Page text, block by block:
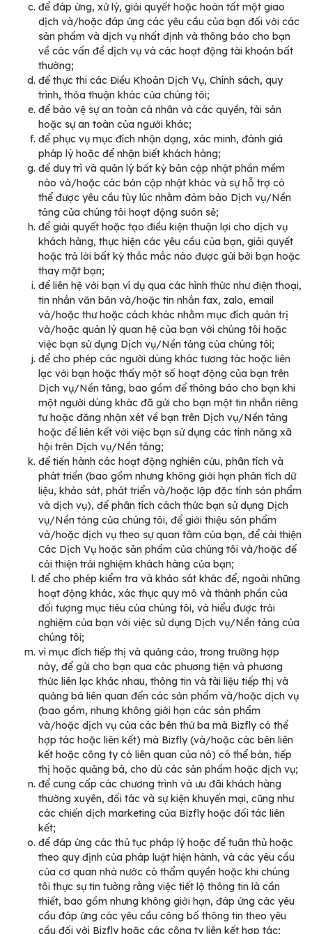
để đáp ứng, xử lý, giải quyết hoặc hoàn tất một giao
dịch và/hoặc đáp ứng các yêu cầu của bạn đối với các
sản phẩm và dịch vụ nhất định và thông báo cho bạn
về các vấn đề dịch vụ và các hoạt động tài khoản bất
thường;
để thực thi các Điều Khoản Dịch Vụ, Chính sách, quy
trình, thỏa thuận khác của chúng tôi;
để bảo vệ sự an toàn cá nhân và các quyền, tài sản
hoặc sự an toàn của người khác;
để phục vụ mục đích nhận dạng, xác minh, đánh giá
pháp lý hoặc để nhận biết khách hàng;
để duy trì và quản lý bất kỳ bản cập nhật phần mềm
nào và/hoặc các bản cập nhật khác và sự hỗ trợ có
thể được yêu cầu tùy lúc nhằm đảm bảo Dịch vụ/Nền
tảng của chúng tôi hoạt động suôn sẻ;
để giải quyết hoặc tạo điều kiện thuận lợi cho dịch vụ
khách hàng, thực hiện các yêu cầu của bạn, giải quyết
hoặc trả lời bất kỳ thắc mắc nào được gửi bởi bạn hoặc
thay mặt bạn;
để liên hệ với bạn ví dụ qua các hình thức như điện thoại,
tin nhắn văn bản và/hoặc tin nhắn fax, zalo, email
và/hoặc thư hoặc cách khác nhằm mục đích quản trị
và/hoặc quản lý quan hệ của bạn với chúng tôi hoặc
việc bạn sử dụng Dịch vụ/Nền tảng của chúng tôi;
để cho phép các người dùng khác tương tác hoặc liên
lạc với bạn hoặc thấy một số hoạt động của bạn trên
Dịch vụ/Nền tảng, bao gồm để thông báo cho bạn khi
một người dùng khác đã gửi cho bạn một tin nhắn riêng
tư hoặc đăng nhận xét về bạn trên Dịch vụ/Nền tảng
hoặc để liên kết với việc bạn sử dụng các tính năng xã
hội trên Dịch vụ/Nền tảng;
để tiến hành các hoạt động nghiên cứu, phân tích và
phát triển (bao gồm nhưng không giới hạn phân tích dữ
liệu, khảo sát, phát triển và/hoặc lập đặc tính sản phẩm
và dịch vụ), để phân tích cách thức bạn sử dụng Dịch
vụ/Nền tảng của chúng tôi, để giới thiệu sản phẩm
và/hoặc dịch vụ theo sự quan tâm của bạn, để cải thiện
Các Dịch Vụ hoặc sản phẩm của chúng tôi và/hoặc để
cải thiện trải nghiệm khách hàng của bạn;
để cho phép kiểm tra và khảo sát khác để, ngoài những
hoạt động khác, xác thực quy mô và thành phần của
đối tượng mục tiêu của chúng tôi, và hiểu được trải
nghiệm của bạn với việc sử dụng Dịch vụ/Nền tảng của
chúng tôi;
vì mục đích tiếp thị và quảng cáo, trong trường hợp
này, để gửi cho bạn qua các phương tiện và phương
thức liên lạc khác nhau, thông tin và tài liệu tiếp thị và
quảng bá liên quan đến các sản phẩm và/hoặc dịch vụ
(bao gồm, nhưng không giới hạn các sản phẩm
và/hoặc dịch vụ của các bên thứ ba mà Bizfly có thể
hợp tác hoặc liên kết) mà Bizfly (và/hoặc các bên liên
kết hoặc công ty có liên quan của nó) có thể bán, tiếp
thị hoặc quảng bá, cho dù các sản phẩm hoặc dịch vụ;
để cung cấp các chương trình và ưu đãi khách hàng
thường xuyên, đối tác và sự kiện khuyến mại, cũng như
các chiến dịch marketing của Bizfly hoặc đối tác liên
kết;
để đáp ứng các thủ tục pháp lý hoặc để tuân thủ hoặc
theo quy định của pháp luật hiện hành, và các yêu cầu
của cơ quan nhà nước có thẩm quyền hoặc khi chúng
tôi thực sự tin tưởng rằng việc tiết lộ thông tin là cần
thiết, bao gồm nhưng không giới hạn, đáp ứng các yêu
cầu đáp ứng các yêu cầu công bố thông tin theo yêu
cầu đối với Bizfly hoặc các công ty liên kết hợp tác;